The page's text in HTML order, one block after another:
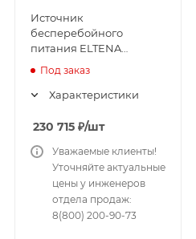
Источник
бесперебойного
питания ELTENA
Под заказ
Характеристики
230 715 ₽/шт
Уважаемые клиенты!
Уточняйте актуальные
цены у инженеров
отдела продаж:
8(800) 200-90-73